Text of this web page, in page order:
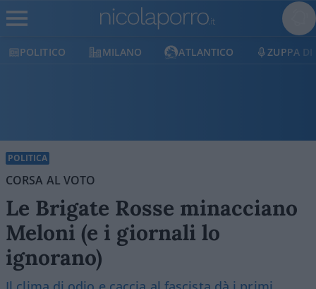
MILANO ATLANTICO ZUPPA DI PORRO
POLITICA
CORSA AL VOTO
Le Brigate Rosse minacciano
Meloni (e i giornali lo
ignorano)